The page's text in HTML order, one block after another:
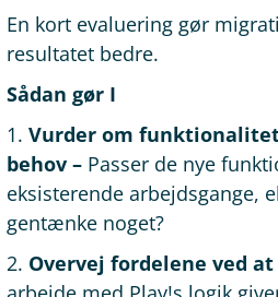
En kort evaluering gør
resultatet bedre.
Sådan gør I
1. Vurder om
behov – Passer de nye
eksisterende arbejdsgange,
gentænke noget?
2. Overvej fordelene ved